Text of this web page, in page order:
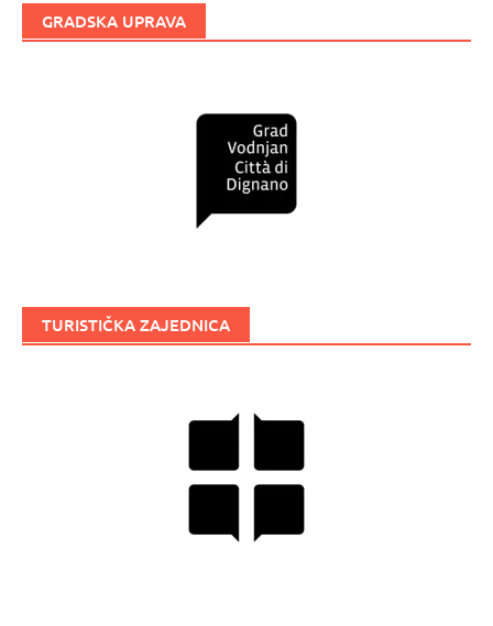
GRADSKA UPRAVA
TURISTIČKA ZAJEDNICA